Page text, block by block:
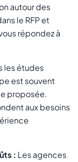
autour des
le RFP et
répondez à
les études
est souvent
proposée.
aux besoins
: Les agences